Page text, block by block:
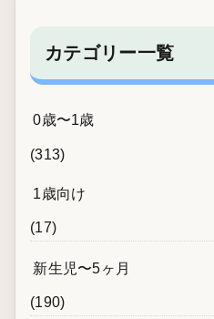
カテゴリー一覧
0歳〜1歳
(313)
1歳向け
(17)
新生児〜5ヶ月
(190)